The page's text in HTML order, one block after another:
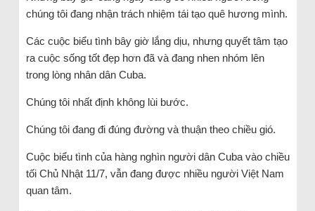
chúng tôi đang nhận trách nhiệm tái tạo quê hương mình.
Các cuộc biểu tình bây giờ lắng dịu, nhưng quyết tâm tạo
ra cuộc sống tốt đẹp hơn đã và đang nhen nhóm lên
trong lòng nhân dân Cuba.
Chúng tôi nhất định không lùi bước.
Chúng tôi đang đi đúng đường và thuận theo chiều gió.
Cuộc biểu tình của hàng nghìn người dân Cuba vào chiều
tối Chủ Nhật 11/7, vẫn đang được nhiều người Việt Nam
quan tâm.